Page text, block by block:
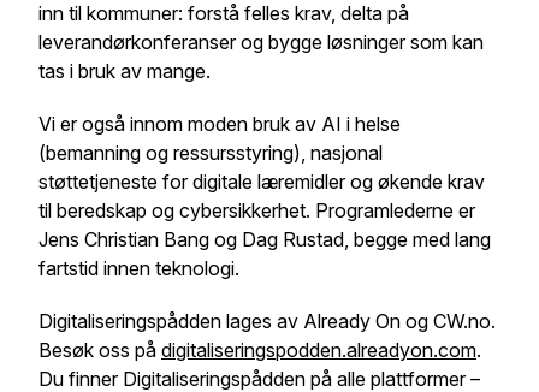
inn til kommuner: forstå felles krav, delta på
leverandørkonferanser og bygge løsninger som kan
tas i bruk av mange.
Vi er også innom moden bruk av AI i helse
(bemanning og ressursstyring), nasjonal
støttetjeneste for digitale læremidler og økende krav
til beredskap og cybersikkerhet. Programlederne er
Jens Christian Bang og Dag Rustad, begge med lang
fartstid innen teknologi.
Digitaliseringspådden lages av Already On og CW.no.
Besøk oss på digitaliseringspodden.alreadyon.com.
Du finner Digitaliseringspådden på alle plattformer –